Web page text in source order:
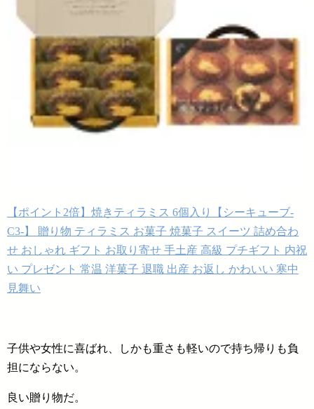
【ポイント2倍】焼きティラミス 6個入り【シーキューブ-
C3-】 贈り物 ティラミス お菓子 焼菓子 スイーツ 詰め合わ
せ おしゃれ ギフト お取り寄せ 手土産 高級 プチギフト 内祝
い プレゼント 常温 洋菓子 退職 出産 お返し かわいい 寒中
見舞い
子供や女性に喜ばれ、しかも重さも軽いので持ち帰りも負
担にならない。
良い贈り物だ。